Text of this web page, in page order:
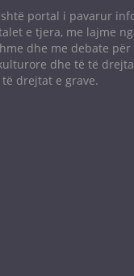
portal i pavarur
e tjera, me lajme
dhe me debate
dhe të të
drejtat e grave.